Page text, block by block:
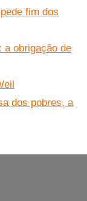
fim dos
a obrigação de
dos pobres, a